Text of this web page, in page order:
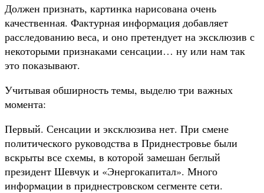
Должен признать, картинка нарисована очень
качественная. Фактурная информация добавляет
расследованию веса, и оно претендует на эксклюзив с
некоторыми признаками сенсации… ну или нам так
это показывают.
Учитывая обширность темы, выделю три важных
момента:
Первый. Сенсации и эксклюзива нет. При смене
политического руководства в Приднестровье были
вскрыты все схемы, в которой замешан беглый
президент Шевчук и «Энергокапитал». Много
информации в приднестровском сегменте сети.